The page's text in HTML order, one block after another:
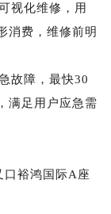
化维修，用
消费，维修前明
障，最快30
满足用户应急需
口裕鸿国际A座